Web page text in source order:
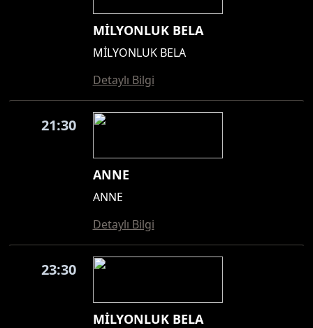
MİLYONLUK BELA
MİLYONLUK BELA
Detaylı Bilgi
21:30
ANNE
ANNE
Detaylı Bilgi
23:30
MİLYONLUK BELA